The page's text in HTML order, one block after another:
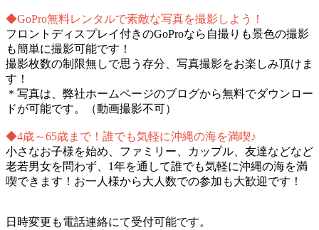
◆GoPro無料レンタルで素敵な写真を撮影しよう！
フロントディスプレイ付きのGoProなら自撮りも景色の撮影
も簡単に撮影可能です！
撮影枚数の制限無しで思う存分、写真撮影をお楽しみ頂けま
す！
＊写真は、弊社ホームページのブログから無料でダウンロー
ドが可能です。（動画撮影不可）
◆4歳～65歳まで！誰でも気軽に沖縄の海を満喫♪
小さなお子様を始め、ファミリー、カップル、友達などなど
老若男女を問わず、1年を通して誰でも気軽に沖縄の海を満
喫できます！お一人様から大人数での参加も大歓迎です！
日時変更も電話連絡にて受付可能です。